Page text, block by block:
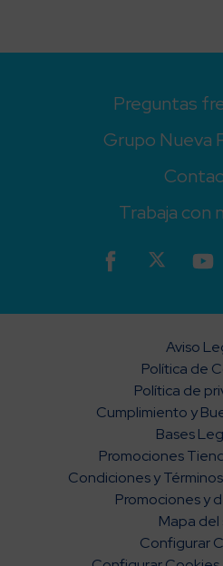
Preguntas
Grupo Nueva
Trabaja con
Aviso
Política de
Política de
Cumplimiento y
Bases
Promociones
Condiciones y
Promociones y
Mapa del
Configurar